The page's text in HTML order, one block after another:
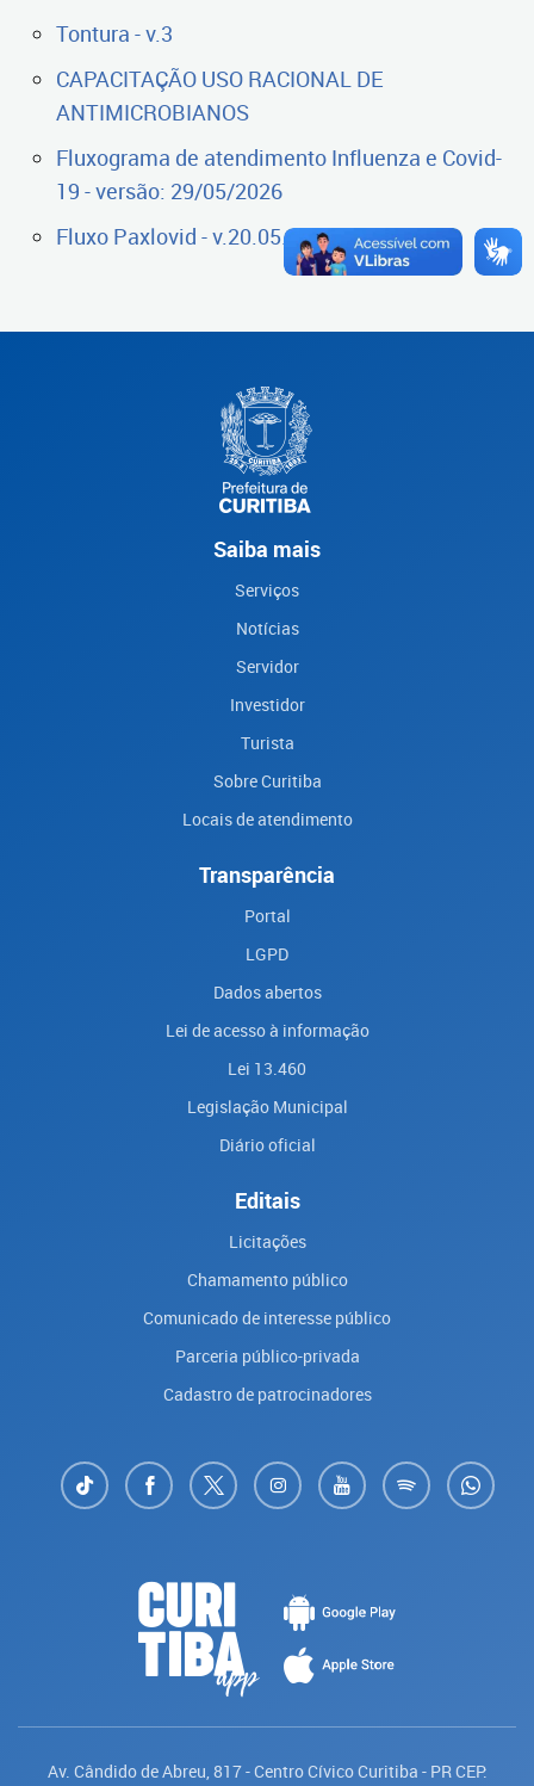
Tontura - v.3
CAPACITAÇÃO USO RACIONAL DE
ANTIMICROBIANOS
Fluxograma de atendimento Influenza e Covid-
19 - versão: 29/05/2026
Fluxo Paxlovid - v.20.05.2025
Saiba mais
Serviços
Notícias
Servidor
Investidor
Turista
Sobre Curitiba
Locais de atendimento
Transparência
Portal
LGPD
Dados abertos
Lei de acesso à informação
Lei 13.460
Legislação Municipal
Diário oficial
Editais
Licitações
Chamamento público
Comunicado de interesse público
Parceria público-privada
Cadastro de patrocinadores
Av. Cândido de Abreu, 817 - Centro Cívico Curitiba - PR CEP: